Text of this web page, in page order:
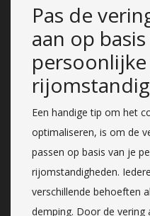
Pas de
aan op
Een handige tip om het
optimaliseren, is om de
passen op basis van je
rijomstandigheden.
verschillende behoeften
demping. Door de vering